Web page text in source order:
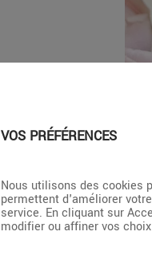
VOS PRÉFÉRENCES
Nous utilisons des cookies
permettent d'améliorer
service. En cliquant sur
modifier ou affiner vos